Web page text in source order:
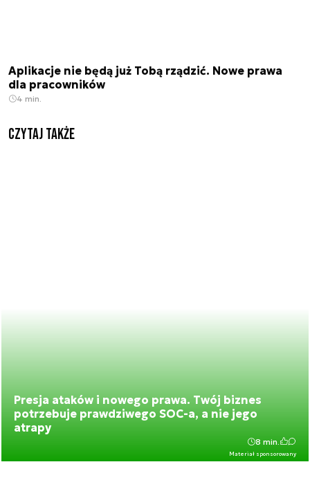
Aplikacje nie będą już Tobą rządzić. Nowe prawa
dla pracowników
4 min.
Czytaj także
Presja ataków i nowego prawa. Twój biznes
potrzebuje prawdziwego SOC-a, a nie jego
atrapy
Materiał sponsorowany
8 min.